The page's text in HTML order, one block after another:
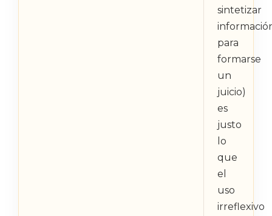
sintetizar
para
formarse
un
juicio)
es
justo
lo
que
el
uso
irreflexivo